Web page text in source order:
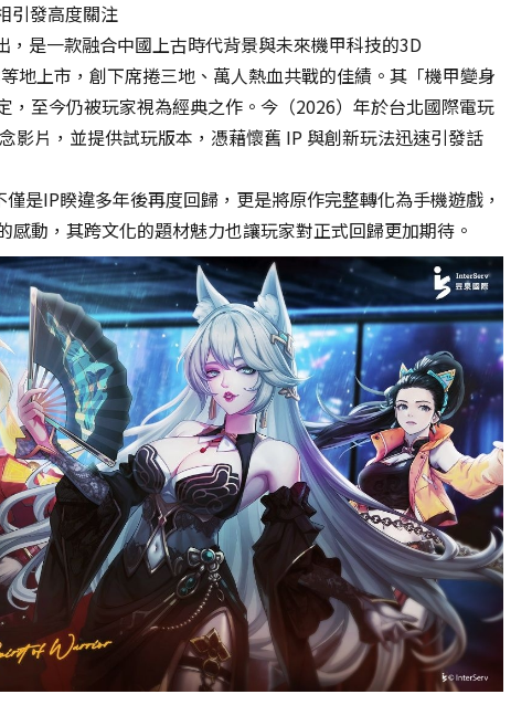
引發高度關注
，是一款融合中國上古時代背景與未來機甲科技的3D
地上市，創下席捲三地、萬人熱血共戰的佳績。其「機甲變身
至今仍被玩家視為經典之作。今（2026）年於台北國際電玩
影片，並提供試玩版本，憑藉懷舊 IP 與創新玩法迅速引發話
是IP睽違多年後再度回歸，更是將原作完整轉化為手機遊戲，
感動，其跨文化的題材魅力也讓玩家對正式回歸更加期待。
資
料
中…
請
勿
關
閉
視
窗，
以
避
免
失
敗！
Transferring
data…
Please
do
not
close
the
window
to